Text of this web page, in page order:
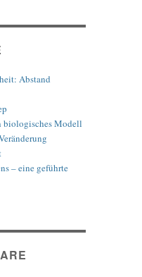
Abstand
biologisches Modell
– eine geführte